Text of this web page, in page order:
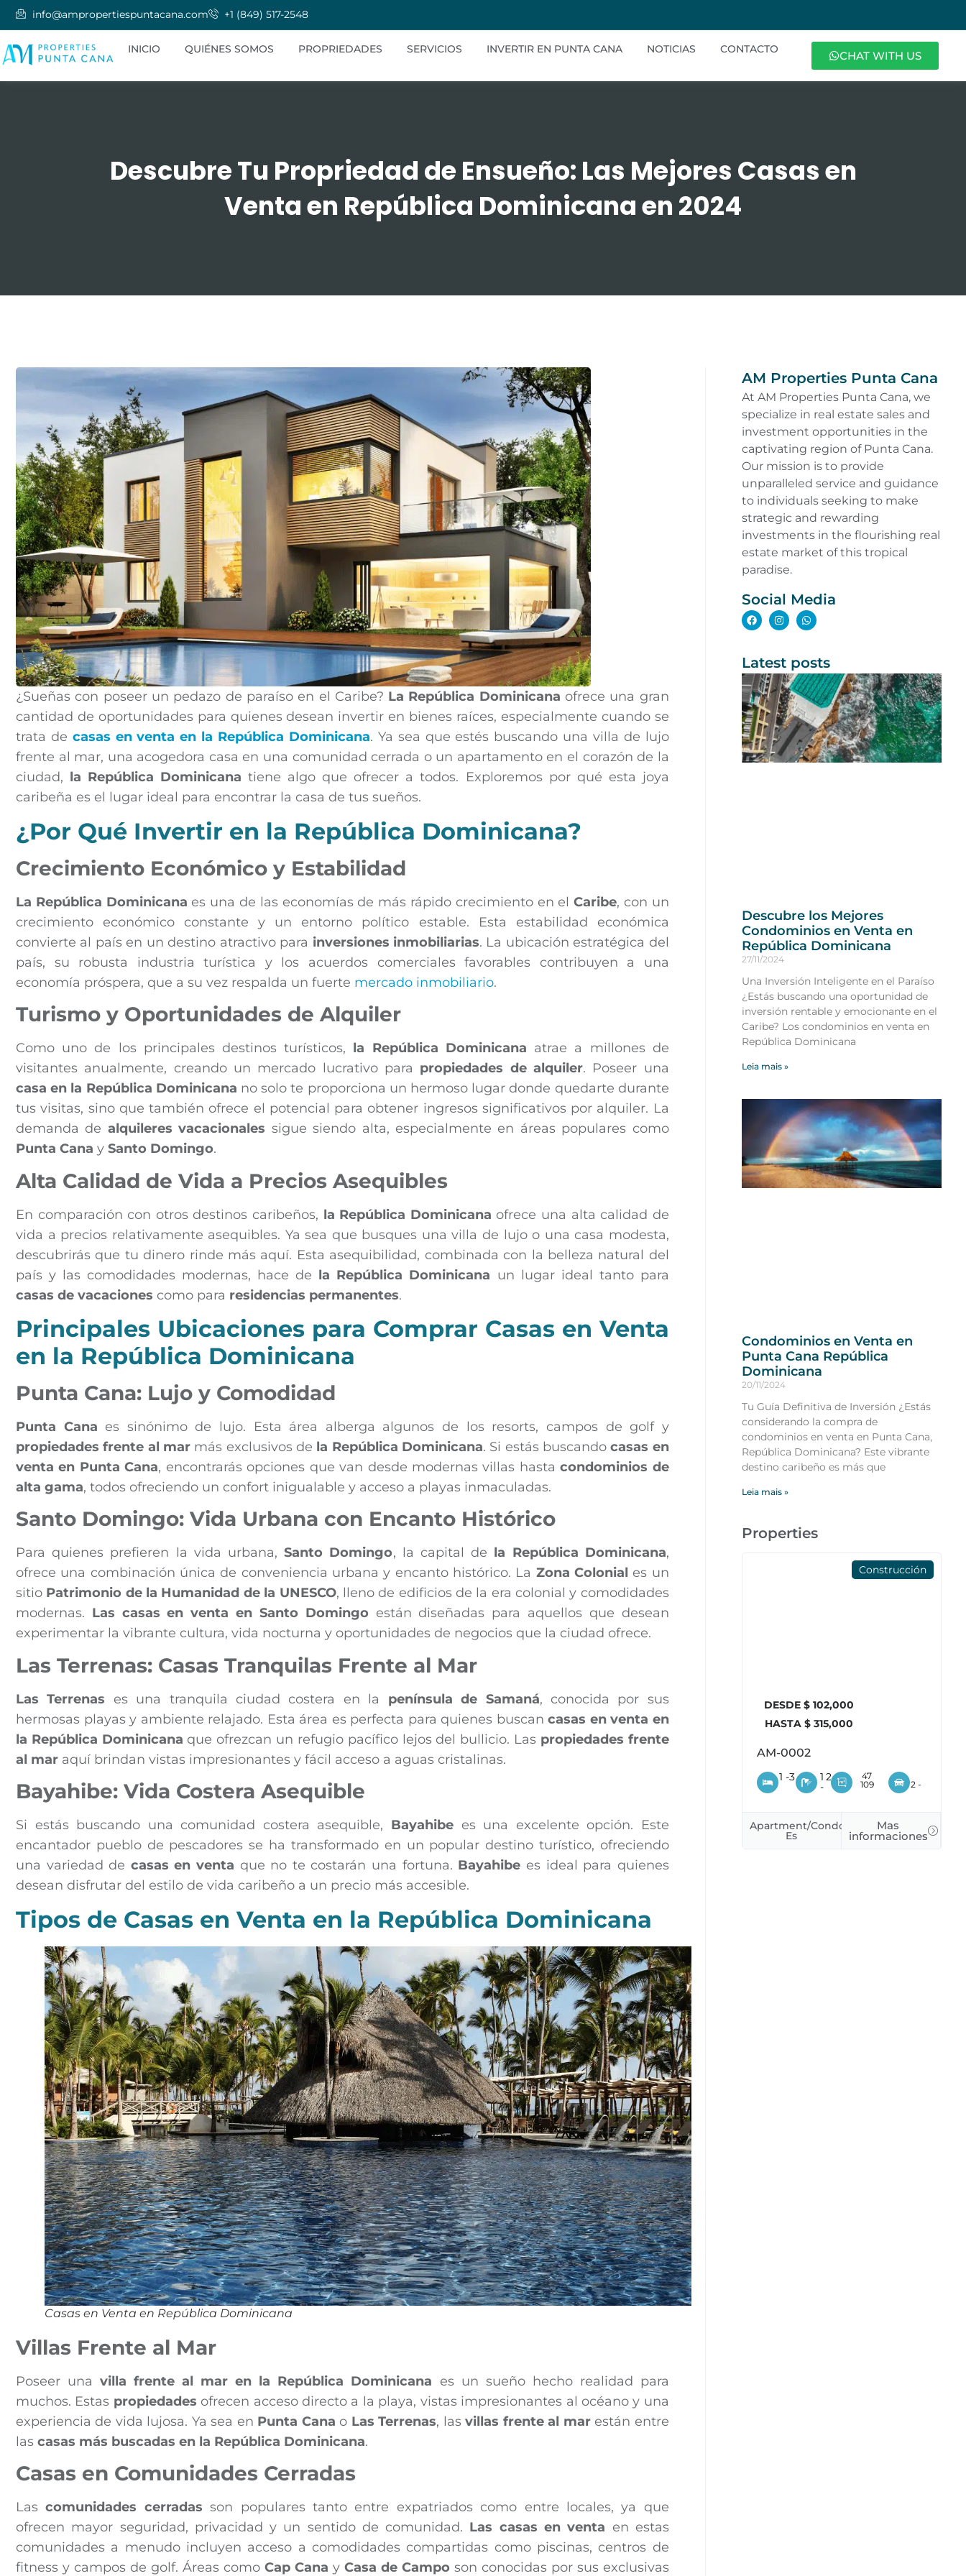
info@ampropertiespuntacana.com +1 (849) 517-2548
INICIO QUIÉNES SOMOS PROPRIEDADES SERVICIOS INVERTIR EN PUNTA CANA NOTICIAS CONTACTO CHAT WITH US
Descubre Tu Propriedad de Ensueño: Las Mejores Casas en
Venta en República Dominicana en 2024
¿Sueñas con poseer un pedazo de paraíso en el Caribe? La República Dominicana ofrece una gran
cantidad de oportunidades para quienes desean invertir en bienes raíces, especialmente cuando se
trata de casas en venta en la República Dominicana. Ya sea que estés buscando una villa de lujo
frente al mar, una acogedora casa en una comunidad cerrada o un apartamento en el corazón de la
ciudad, la República Dominicana tiene algo que ofrecer a todos. Exploremos por qué esta joya
caribeña es el lugar ideal para encontrar la casa de tus sueños.
¿Por Qué Invertir en la República Dominicana?
Crecimiento Económico y Estabilidad
La República Dominicana es una de las economías de más rápido crecimiento en elCaribe, con un
crecimiento económico constante y un entorno político estable. Esta estabilidad económica
convierte al país en un destino atractivo para inversiones inmobiliarias. La ubicación estratégica del
país, su robusta industria turística y los acuerdos comerciales favorables contribuyen a una
economía próspera, que a su vez respalda un fuerte mercado inmobiliario.
Turismo y Oportunidades de Alquiler
Como uno de los principales destinos turísticos, la República Dominicana atrae a millones de
visitantes anualmente, creando un mercado lucrativo para propiedades de alquiler. Poseer una
casa en la República Dominicana no solo te proporciona un hermoso lugar donde quedarte durante
tus visitas, sino que también ofrece el potencial para obtener ingresos significativos por alquiler. La
demanda de alquileres vacacionales sigue siendo alta, especialmente en áreas populares como
Punta Cana y Santo Domingo.
Alta Calidad de Vida a Precios Asequibles
En comparación con otros destinos caribeños, la República Dominicana ofrece una alta calidad de
vida a precios relativamente asequibles. Ya sea que busques una villa de lujo o una casa modesta,
descubrirás que tu dinero rinde más aquí. Esta asequibilidad, combinada con la belleza natural del
país y las comodidades modernas, hace de la República Dominicana un lugar ideal tanto para
casas de vacaciones como para residencias permanentes.
Principales Ubicaciones para Comprar Casas en Venta
en la República Dominicana
Punta Cana: Lujo y Comodidad
Punta Cana es sinónimo de lujo. Esta área alberga algunos de los resorts, campos de golf y
propiedades frente al mar más exclusivos de la República Dominicana. Si estás buscandocasas en
venta en Punta Cana, encontrarás opciones que van desde modernas villas hastacondominios de
alta gama, todos ofreciendo un confort inigualable y acceso a playas inmaculadas.
Santo Domingo: Vida Urbana con Encanto Histórico
Para quienes prefieren la vida urbana,Santo Domingo, la capital de la República Dominicana,
ofrece una combinación única de conveniencia urbana y encanto histórico. La Zona Colonial es un
sitio Patrimonio de la Humanidad de la UNESCO, lleno de edificios de la era colonial y comodidades
modernas. Las casas en venta en Santo Domingoestán diseñadas para aquellos que desean
experimentar la vibrante cultura, vida nocturna y oportunidades de negocios que la ciudad ofrece.
Las Terrenas: Casas Tranquilas Frente al Mar
Las Terrenas es una tranquila ciudad costera en la península de Samaná, conocida por sus
hermosas playas y ambiente relajado. Esta área es perfecta para quienes buscancasas en venta en
la República Dominicana que ofrezcan un refugio pacífico lejos del bullicio. Las propiedades frente
al mar aquí brindan vistas impresionantes y fácil acceso a aguas cristalinas.
Bayahibe: Vida Costera Asequible
Si estás buscando una comunidad costera asequible, Bayahibees una excelente opción. Este
encantador pueblo de pescadores se ha transformado en un popular destino turístico, ofreciendo
una variedad de casas en venta que no te costarán una fortuna. Bayahibe es ideal para quienes
desean disfrutar del estilo de vida caribeño a un precio más accesible.
Tipos de Casas en Venta en la República Dominicana
Casas en Venta en República Dominicana
Villas Frente al Mar
Poseer unavilla frente al mar en la República Dominicana es un sueño hecho realidad para
muchos. Estas propiedades ofrecen acceso directo a la playa, vistas impresionantes al océano y una
experiencia de vida lujosa. Ya sea en Punta Cana o Las Terrenas, lasvillas frente al marestán entre
las casas más buscadas en la República Dominicana.
Casas en Comunidades Cerradas
Lascomunidades cerradas son populares tanto entre expatriados como entre locales, ya que
ofrecen mayor seguridad, privacidad y un sentido de comunidad. Las casas en venta en estas
comunidades a menudo incluyen acceso a comodidades compartidas como piscinas, centros de
fitness y campos de golf. Áreas como Cap Cana y Casa de Camposon conocidas por sus exclusivas
AM Properties Punta Cana
At AM Properties Punta Cana, we
specialize in real estate sales and
investment opportunities in the
captivating region of Punta Cana.
Our mission is to provide
unparalleled service and guidance
to individuals seeking to make
strategic and rewarding
investments in the flourishing real
estate market of this tropical
paradise.
Social Media
Latest posts
Descubre los Mejores
Condominios en Venta en
República Dominicana
27/11/2024
Una Inversión Inteligente en el Paraíso
¿Estás buscando una oportunidad de
inversión rentable y emocionante en el
Caribe? Los condominios en venta en
República Dominicana
Leia mais »
Condominios en Venta en
Punta Cana República
Dominicana
20/11/2024
Tu Guía Definitiva de Inversión ¿Estás
considerando la compra de
condominios en venta en Punta Cana,
República Dominicana? Este vibrante
destino caribeño es más que
Leia mais »
Properties
DESDE $ 102,000
HASTA $ 315,000
Construcción
AM-0002
1 -3 1
-
2
47
109
2 -
Apartment/Condo
Es
Mas
informaciones